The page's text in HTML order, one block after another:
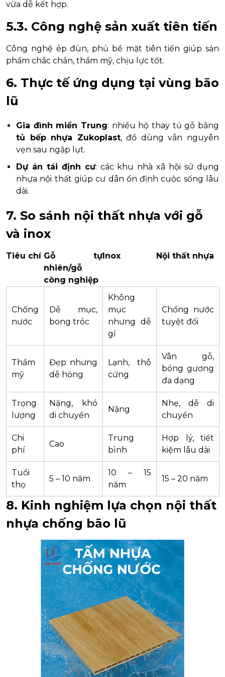
vừa dễ kết hợp.
5.3. Công nghệ sản xuất tiên tiến
Công nghệ ép đùn, phủ bề mặt tiên tiến giúp sản
phẩm chắc chắn, thẩm mỹ, chịu lực tốt.
6. Thực tế ứng dụng tại vùng bão
lũ
Gia đình miền Trung: nhiều hộ thay tủ gỗ bằng
tủ bếp nhựa Zukoplast, đồ dùng vẫn nguyên
vẹn sau ngập lụt.
Dự án tái định cư: các khu nhà xã hội sử dụng
nhựa nội thất giúp cư dân ổn định cuộc sống lâu
dài.
7. So sánh nội thất nhựa với gỗ
và inox
Tiêu chí Gỗ tự
nhiên/gỗ
công nghiệp
Inox Nội thất nhựa
Chống
nước
Dễ mục,
bong tróc
Không
mục
nhưng dễ
gỉ
Chống nước
tuyệt đối
Thẩm
mỹ
Đẹp nhưng
dễ hỏng
Lạnh, thô
cứng
Vân gỗ,
bóng gương
đa dạng
Trọng
lượng
Nặng, khó
di chuyển
Nặng
Nhẹ, dễ di
chuyển
Chi
phí
Cao
Trung
bình
Hợp lý, tiết
kiệm lâu dài
Tuổi
thọ
5 – 10 năm
10 – 15
năm
15 – 20 năm
8. Kinh nghiệm lựa chọn nội thất
nhựa chống bão lũ